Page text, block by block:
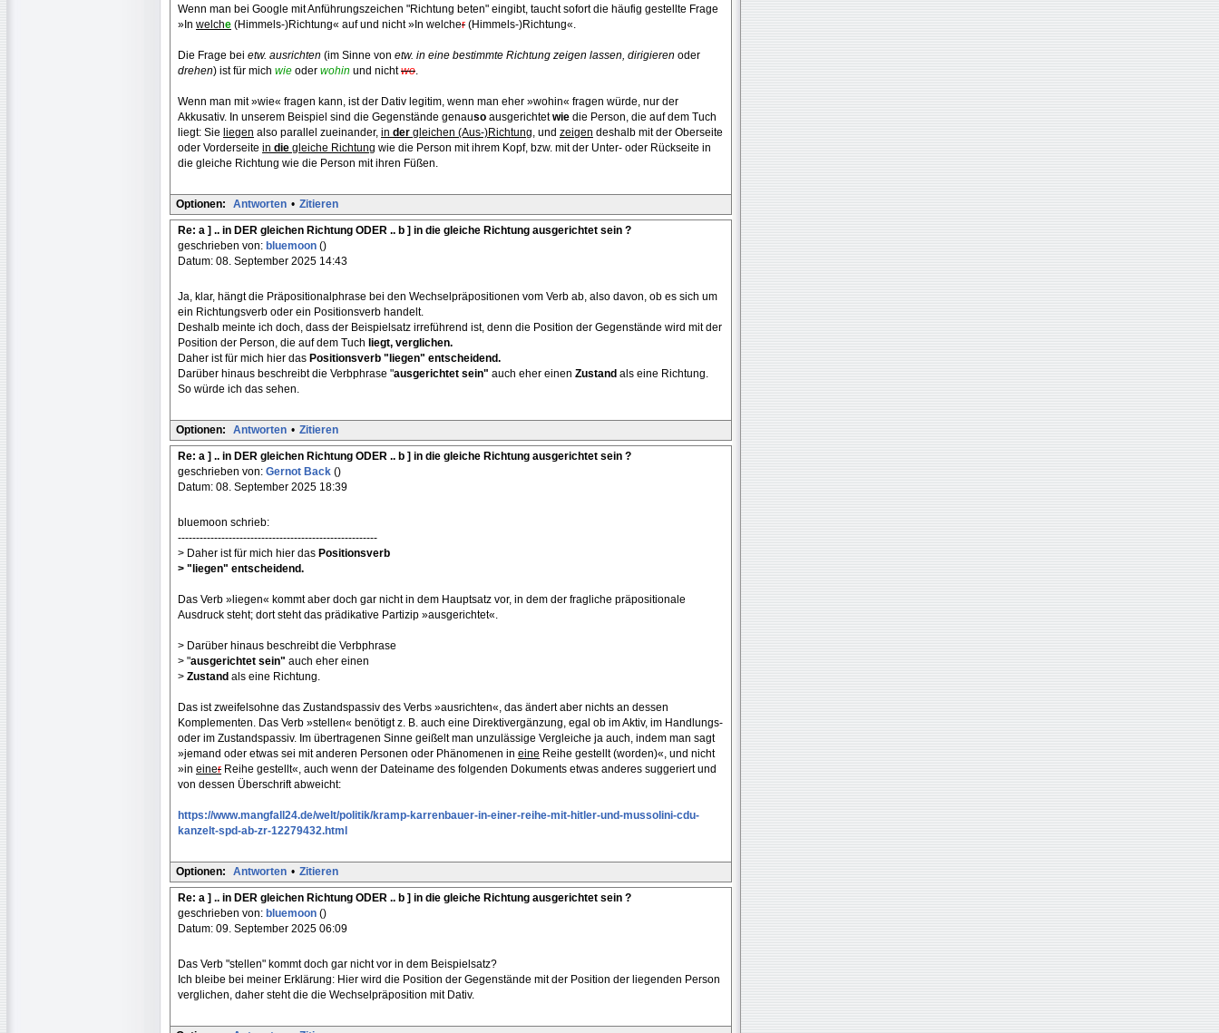
Wenn man bei Google mit Anführungszeichen "Richtung beten" eingibt, taucht sofort die häufig gestellte Frage
»In welche (Himmels-)Richtung« auf und nicht »In welcher (Himmels-)Richtung«.
Die Frage bei etw. ausrichten (im Sinne von etw. in eine bestimmte Richtung zeigen lassen, dirigieren oder
drehen) ist für mich wie oder wohin und nichtwo
Wenn man mit »wie« fragen kann, ist der Dativ legitim, wenn man eher »wohin« fragen würde, nur der
Akkusativ. In unserem Beispiel sind die Gegenstände genauso ausgerichtetwie die Person, die auf dem Tuch
liegt: Sie liegen also parallel zueinander, in der gleichen (Aus-)Richtung , und zeigen deshalb mit der Oberseite
oder Vorderseite in die gleiche Richtung wie die Person mit ihrem Kopf, bzw. mit der Unter- oder Rückseite in
die gleiche Richtung wie die Person mit ihren Füßen.
Optionen: Antworten • Zitieren
Re: a ] .. in DER gleichen Richtung ODER .. b ] in die gleiche Richtung ausgerichtet sein ?
geschrieben von: bluemoon ()
Datum: 08. September 2025 14:43
Ja, klar, hängt die Präpositionalphrase bei den Wechselpräpositionen vom Verb ab, also davon, ob es sich um
ein Richtungsverb oder ein Positionsverb handelt.
Deshalb meinte ich doch, dass der Beispielsatz irreführend ist, denn die Position der Gegenstände wird mit der
Position der Person, die auf dem Tuch liegt, verglichen.
Daher ist für mich hier das Positionsverb "liegen" entscheidend.
Darüber hinaus beschreibt die Verbphrase "ausgerichtet sein" auch eher einen Zustand als eine Richtung.
So würde ich das sehen.
Optionen: Antworten • Zitieren
Re: a ] .. in DER gleichen Richtung ODER .. b ] in die gleiche Richtung ausgerichtet sein ?
geschrieben von: Gernot Back ()
Datum: 08. September 2025 18:39
bluemoon schrieb:
-------------------------------------------------------
> Daher ist für mich hier das Positionsverb
> "liegen" entscheidend.
Das Verb »liegen« kommt aber doch gar nicht in dem Hauptsatz vor, in dem der fragliche präpositionale
Ausdruck steht; dort steht das prädikative Partizip »ausgerichtet«.
> Darüber hinaus beschreibt die Verbphrase
> "ausgerichtet sein" auch eher einen
> Zustand als eine Richtung.
Das ist zweifelsohne das Zustandspassiv des Verbs »ausrichten«, das ändert aber nichts an dessen
Komplementen. Das Verb »stellen« benötigt z. B. auch eine Direktivergänzung, egal ob im Aktiv, im Handlungs-
oder im Zustandspassiv. Im übertragenen Sinne geißelt man unzulässige Vergleiche ja auch, indem man sagt
»jemand oder etwas sei mit anderen Personen oder Phänomenen in eine Reihe gestellt (worden)«, und nicht
»in einer Reihe gestellt«, auch wenn der Dateiname des folgenden Dokuments etwas anderes suggeriert und
von dessen Überschrift abweicht:
https://www.mangfall24.de/welt/politik/kramp-karrenbauer-in-einer-reihe-mit-hitler-und-mussolini-cdu-
kanzelt-spd-ab-zr-12279432.html
Optionen: Antworten • Zitieren
Re: a ] .. in DER gleichen Richtung ODER .. b ] in die gleiche Richtung ausgerichtet sein ?
geschrieben von: bluemoon ()
Datum: 09. September 2025 06:09
Das Verb "stellen" kommt doch gar nicht vor in dem Beispielsatz?
Ich bleibe bei meiner Erklärung: Hier wird die Position der Gegenstände mit der Position der liegenden Person
verglichen, daher steht die die Wechselpräposition mit Dativ.